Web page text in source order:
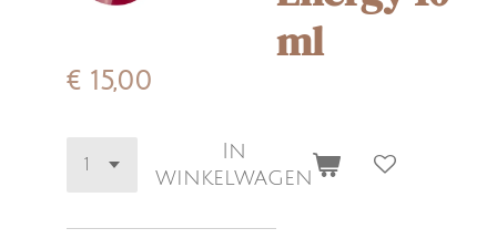
ml
€ 15,00
In
winkelwagen